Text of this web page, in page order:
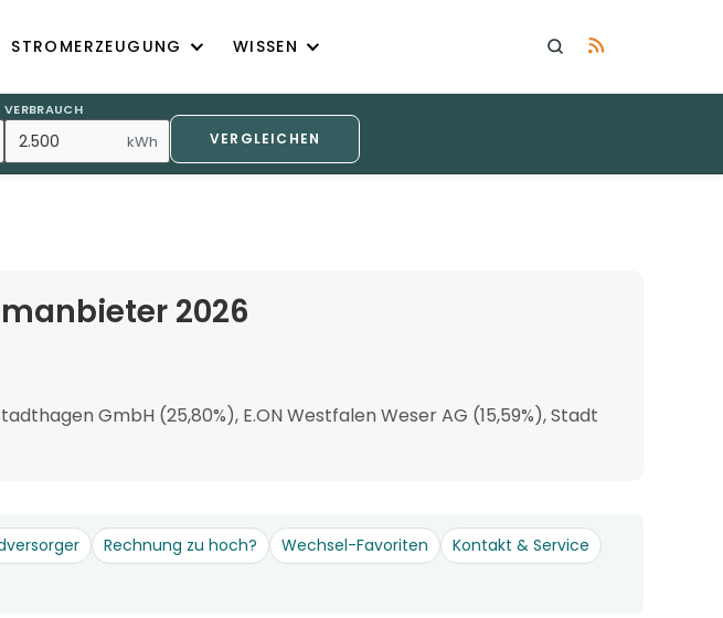
STROMERZEUGUNG WISSEN
VERBRAUCH
kWh VERGLEICHEN
2026
GmbH (25,80%), E.ON Westfalen Weser AG (15,59%), Stadt
Rechnung zu hoch? Wechsel-Favoriten
Kontakt & Service